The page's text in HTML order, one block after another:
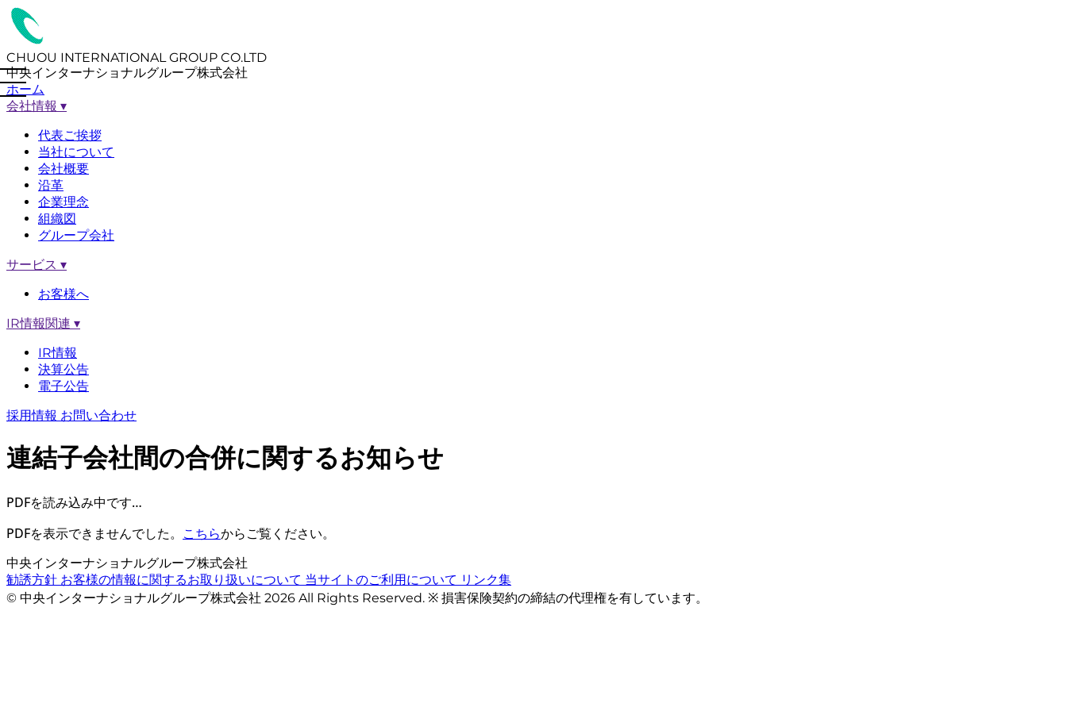
CHUOU INTERNATIONAL GROUP CO.LTD
中央インターナショナルグループ株式会社
ホーム
会社情報 ▾
代表ご挨拶
当社について
会社概要
沿革
企業理念
組織図
グループ会社
サービス ▾
お客様へ
IR情報関連 ▾
IR情報
決算公告
電子公告
採用情報 お問い合わせ
連結子会社間の合併に関するお知らせ
PDFを読み込み中です…
PDFを表示できませんでした。 こちらからご覧ください。
中央インターナショナルグループ株式会社
勧誘方針 お客様の情報に関するお取り扱いについて 当サイトのご利用について リンク集
© 中央インターナショナルグループ株式会社 2026 All Rights Reserved. ※ 損害保険契約の締結の代理権を有しています。